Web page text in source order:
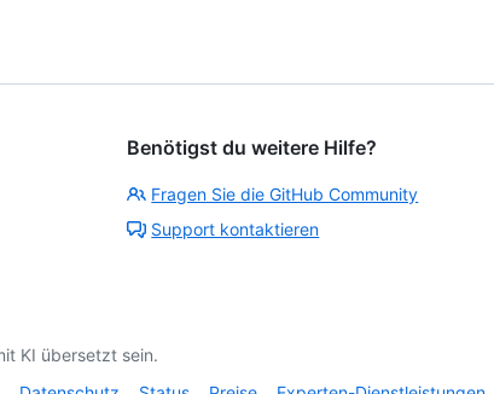
Benötigst du weitere Hilfe?
Fragen Sie die GitHub Community
Support kontaktieren
KI übersetzt sein.